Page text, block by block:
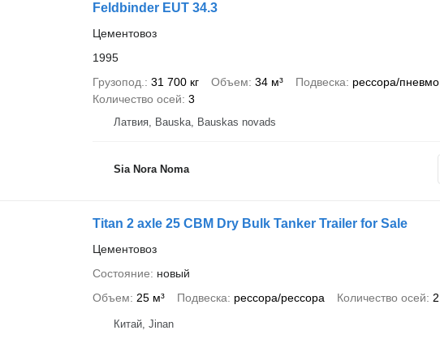
Feldbinder EUT 34.3
Цементовоз
1995
Грузопод.
31 700 кг Объем 34 м³ Подвеска рессора/пневмо
Количество осей 3
Латвия, Bauska, Bauskas novads
Sia Nora Noma
Titan 2 axle 25 CBM Dry Bulk Tanker Trailer for Sale
Цементовоз
Состояние
новый
Объем
25 м³ Подвеска рессора/рессора Количество осей 2
Китай, Jinan